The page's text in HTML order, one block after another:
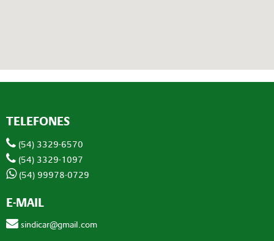
TELEFONES
(54) 3329-6570
(54) 3329-1097
(54) 99978-0729
E-MAIL
sindicar@gmail.com